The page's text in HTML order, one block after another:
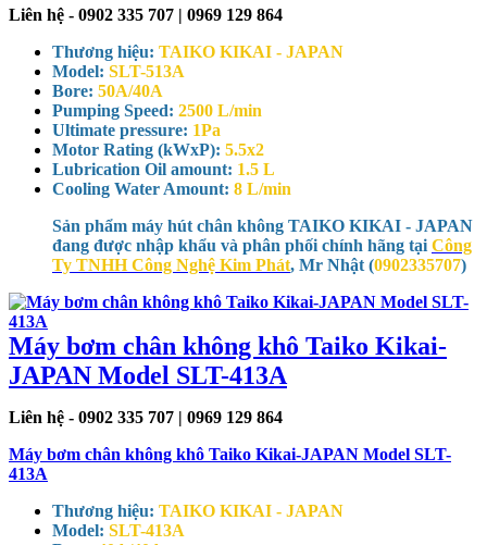
Liên hệ - 0902 335 707 | 0969 129 864
Thương hiệu: TAIKO KIKAI - JAPAN
Model: SLT-513A
Bore: 50A/40A
Pumping Speed: 2500 L/min
Ultimate pressure: 1Pa
Motor Rating (kWxP): 5.5x2
Lubrication Oil amount: 1.5 L
Cooling Water Amount: 8 L/min
Sản phẩm máy hút chân không TAIKO KIKAI - JAPAN
đang được nhập khẩu và phân phối chính hãng tại Công
Ty TNHH Công Nghệ Kim Phát, Mr Nhật (0902335707)
Máy bơm chân không khô Taiko Kikai-
JAPAN Model SLT-413A
Liên hệ - 0902 335 707 | 0969 129 864
Máy bơm chân không khô Taiko Kikai-JAPAN Model SLT-
413A
Thương hiệu: TAIKO KIKAI - JAPAN
Model: SLT-413A